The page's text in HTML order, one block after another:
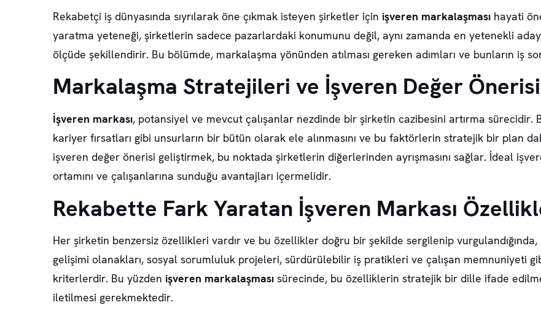
Rekabetçi iş dünyasında sıyrılarak öne çıkmak isteyen şirketler için işveren markalaşması hayati
yaratma yeteneği, şirketlerin sadece pazarlardaki konumunu değil, aynı zamanda en yetenekli
ölçüde şekillendirir. Bu bölümde, markalaşma yönünden atılması gereken adımları ve bunların iş
Markalaşma Stratejileri ve İşveren Değer Önerisi
İşveren markası, potansiyel ve mevcut çalışanlar nezdinde bir şirketin cazibesini artırma
kariyer fırsatları gibi unsurların bir bütün olarak ele alınmasını ve bu faktörlerin stratejik bir plan
işveren değer önerisi geliştirmek, bu noktada şirketlerin diğerlerinden ayrışmasını sağlar. İdeal
ortamını ve çalışanlarına sunduğu avantajları içermelidir.
Rekabette Fark Yaratan İşveren Markası
Her şirketin benzersiz özellikleri vardır ve bu özellikler doğru bir şekilde sergilenip
gelişimi olanakları, sosyal sorumluluk projeleri, sürdürülebilir iş pratikleri ve çalışan memnuniyeti
kriterlerdir. Bu yüzden işveren markalaşması sürecinde, bu özelliklerin stratejik bir dille ifade
iletilmesi gerekmektedir.